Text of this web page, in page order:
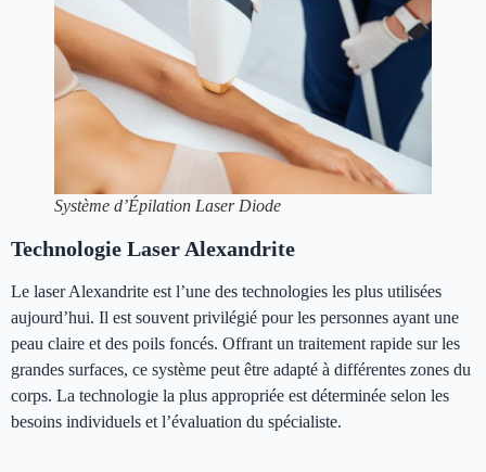
Système d’Épilation Laser Diode
Technologie Laser Alexandrite
Le laser Alexandrite est l’une des technologies les plus utilisées
aujourd’hui. Il est souvent privilégié pour les personnes ayant une
peau claire et des poils foncés. Offrant un traitement rapide sur les
grandes surfaces, ce système peut être adapté à différentes zones du
corps. La technologie la plus appropriée est déterminée selon les
besoins individuels et l’évaluation du spécialiste.